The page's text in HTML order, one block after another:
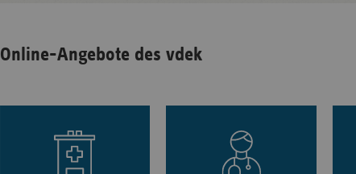
Online-Angebote des vdek